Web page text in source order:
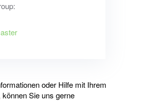
oder Hilfe mit Ihrem
Sie uns gerne